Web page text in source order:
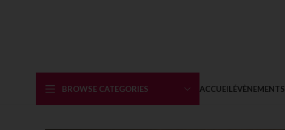
BROWSE CATEGORIES ACCUEIL ÉVÈNEMENTS